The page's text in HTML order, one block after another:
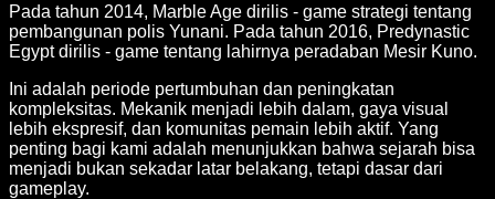
Pada tahun 2014, Marble Age dirilis - game strategi tentang
pembangunan polis Yunani. Pada tahun 2016, Predynastic
Egypt dirilis - game tentang lahirnya peradaban Mesir Kuno.
Ini adalah periode pertumbuhan dan peningkatan
kompleksitas. Mekanik menjadi lebih dalam, gaya visual
lebih ekspresif, dan komunitas pemain lebih aktif. Yang
penting bagi kami adalah menunjukkan bahwa sejarah bisa
menjadi bukan sekadar latar belakang, tetapi dasar dari
gameplay.